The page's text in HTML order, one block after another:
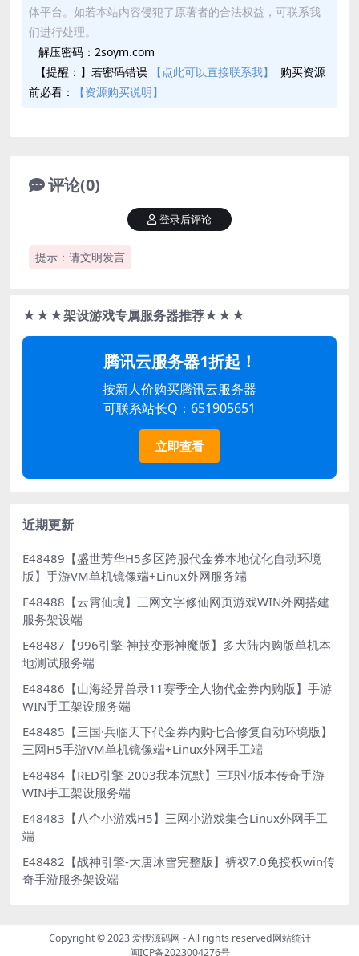
体平台。如若本站内容侵犯了原著者的合法权益，可联系我
们进行处理。
解压密码：2soym.com
【提醒：】若密码错误
【点此可以直接联系我】
购买资源
前必看：
【资源购买说明】
评论(0)
提示：请文明发言
登录后评论
★★★架设游戏专属服务器推荐★★★
腾讯云服务器1折起！
按新人价购买腾讯云服务器
可联系站长Q：651905651
立即查看
近期更新
E48489【盛世芳华H5多区跨服代金券本地优化自动环境
版】手游VM单机镜像端+Linux外网服务端
E48488【云霄仙境】三网文字修仙网页游戏WIN外网搭建
服务架设端
E48487【996引擎-神技变形神魔版】多大陆内购版单机本
地测试服务端
E48486【山海经异兽录11赛季全人物代金券内购版】手游
WIN手工架设服务端
E48485【三国·兵临天下代金券内购七合修复自动环境版】
三网H5手游VM单机镜像端+Linux外网手工端
E48484【RED引擎-2003我本沉默】三职业版本传奇手游
WIN手工架设服务端
E48483【八个小游戏H5】三网小游戏集合Linux外网手工
端
E48482【战神引擎-大唐冰雪完整版】裤衩7.0免授权win传
奇手游服务架设端
Copyright © 2023爱搜源码网 - All rights reserved网站统计
闽ICP备2023004276号